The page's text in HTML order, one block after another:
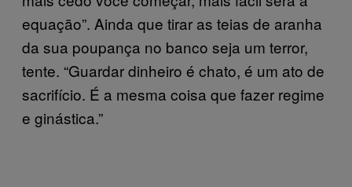
equação”. Ainda que tirar as teias de aranha
da sua poupança no banco seja um terror,
tente. “Guardar dinheiro é chato, é um ato de
sacrifício. É a mesma coisa que fazer regime
e ginástica.”